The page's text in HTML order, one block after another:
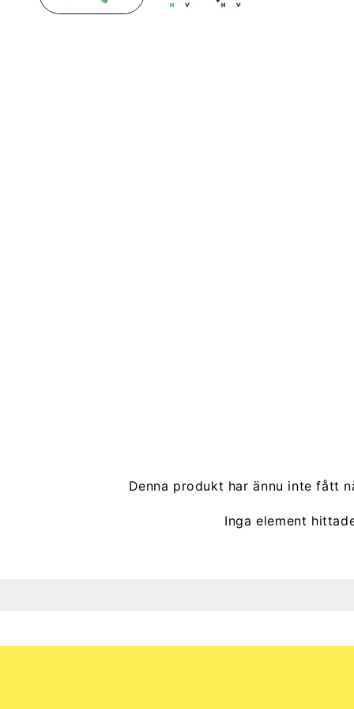
Denna produkt har ännu inte fått
Inga element